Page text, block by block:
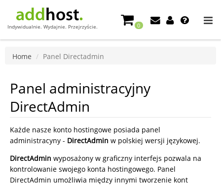
Indywidualnie. Wydajnie. Przejrzyście. 0
Home Panel Directadmin
Panel administracyjny
DirectAdmin
Każde nasze konto hostingowe posiada panel
administracyny - DirectAdmin w polskiej wersji językowej.
DirectAdmin wyposażony w graficzny interfejs pozwala na
kontrolowanie swojego konta hostingowego. Panel
DirectAdmin umożliwia między innymi tworzenie kont